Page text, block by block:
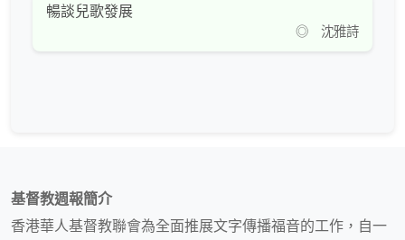
暢談兒歌發展
◎ 沈雅詩
基督教週報簡介
香港華人基督教聯會為全面推展文字傳播福音的工作，自一